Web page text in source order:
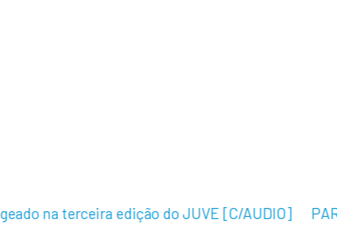
na terceira edição do JUVE [C/AUDIO]